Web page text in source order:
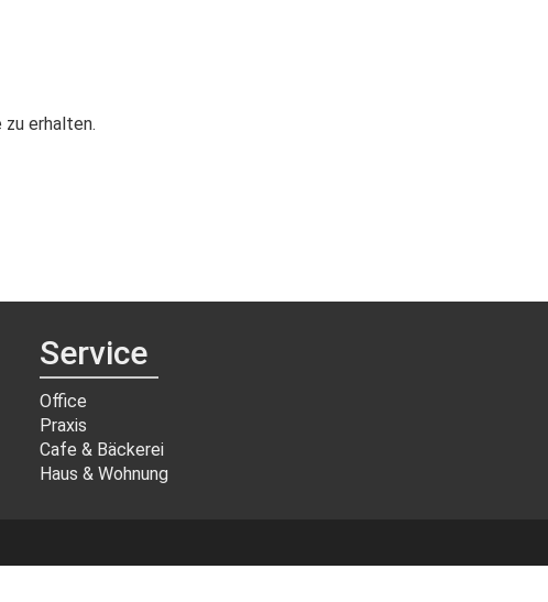
erhalten.
Service
Office
Praxis
Cafe & Bäckerei
Haus & Wohnung